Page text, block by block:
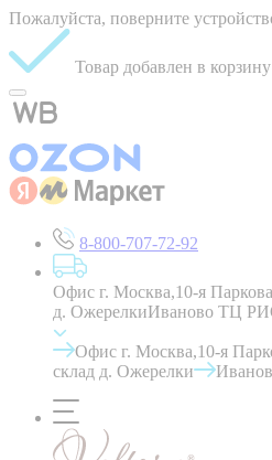
Пожалуйста, поверните
Товар добавлен в корзину
8-800-707-72-92
Офис г. Москва,10-я
д. ОжерелкиИваново ТЦ
Офис г. Москва,10-я
склад д. Ожерелки